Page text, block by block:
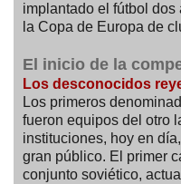
implantado el fútbol
la Copa de Europa de
El inicio de la
Los desconocidos
Los primeros
fueron equipos del otro
instituciones, hoy en
gran público. El primer
conjunto soviético,